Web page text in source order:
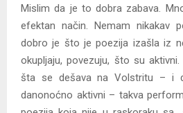
Mislim da je to dobra zabava.
efektan način. Nemam nikakav
dobro je što je poezija izašla iz
okupljaju, povezuju, što su
šta se dešava na Volstritu – i
danonoćno aktivni – takva